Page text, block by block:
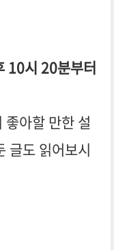
10시 20분부터
아할 만한 설
글도 읽어보시